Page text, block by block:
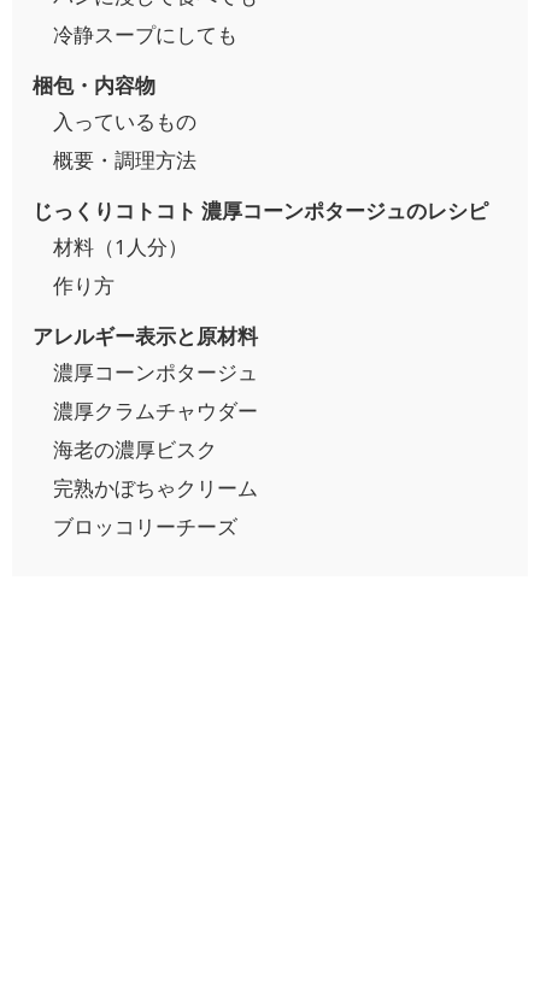
冷静スープにしても
梱包・内容物
入っているもの
概要・調理方法
じっくりコトコト 濃厚コーンポタージュのレシピ
材料（1人分）
作り方
アレルギー表示と原材料
濃厚コーンポタージュ
濃厚クラムチャウダー
海老の濃厚ビスク
完熟かぼちゃクリーム
ブロッコリーチーズ